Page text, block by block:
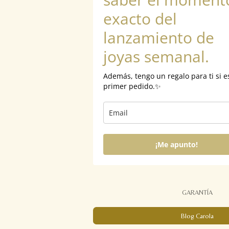
exacto del
lanzamiento de
joyas semanal.
Además, tengo un regalo para ti si
primer pedido.✨
¡Me apunto!
GARANTÍA
Blog Carola